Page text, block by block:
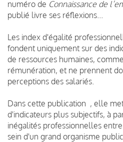
numéro de Connaissance de
publié livre ses réflexions...
Les index d'égalité
fondent uniquement sur des
de ressources humaines,
rémunération, et ne prennent
perceptions des salariés.
Dans cette publication , elle
d'indicateurs plus subjectifs, à
inégalités professionnelles
sein d'un grand organisme